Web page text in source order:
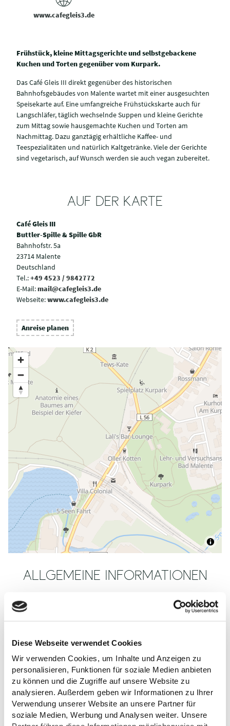
Diese Webseite verwendet Cookies
Wir verwenden Cookies, um Inhalte und Anzeigen zu
personalisieren, Funktionen für soziale Medien anbieten
zu können und die Zugriffe auf unsere Website zu
analysieren. Außerdem geben wir Informationen zu Ihrer
Verwendung unserer Website an unsere Partner für
soziale Medien, Werbung und Analysen weiter. Unsere
www.cafegleis3.de
Frühstück, kleine Mittagsgerichte und selbstgebackene
Kuchen und Torten gegenüber vom Kurpark.
Das Café Gleis III direkt gegenüber des historischen
Bahnhofsgebäudes von Malente wartet mit einer ausgesuchten
Speisekarte auf. Eine umfangreiche Frühstückskarte auch für
Langschläfer, täglich wechselnde Suppen und kleine Gerichte
zum Mittag sowie hausgemachte Kuchen und Torten am
Nachmittag. Dazu ganztägig erhältliche Kaffee- und
Teespezialitäten und natürlich Kaltgetränke. Viele der Gerichte
sind vegetarisch, auf Wunsch werden sie auch vegan zubereitet.
AUF DER KARTE
Café Gleis III
Buttler-Spille & Spille GbR
Bahnhofstr. 5a
23714 Malente
Deutschland
Tel.:+49 4523 / 9842772
E-Mail:mail@cafegleis3.de
Webseite:www.cafegleis3.de
Anreise planen
ALLGEMEINE INFORMATIONEN
AUSSTATTUNG
BARRIEREFREI
SONSTIGES